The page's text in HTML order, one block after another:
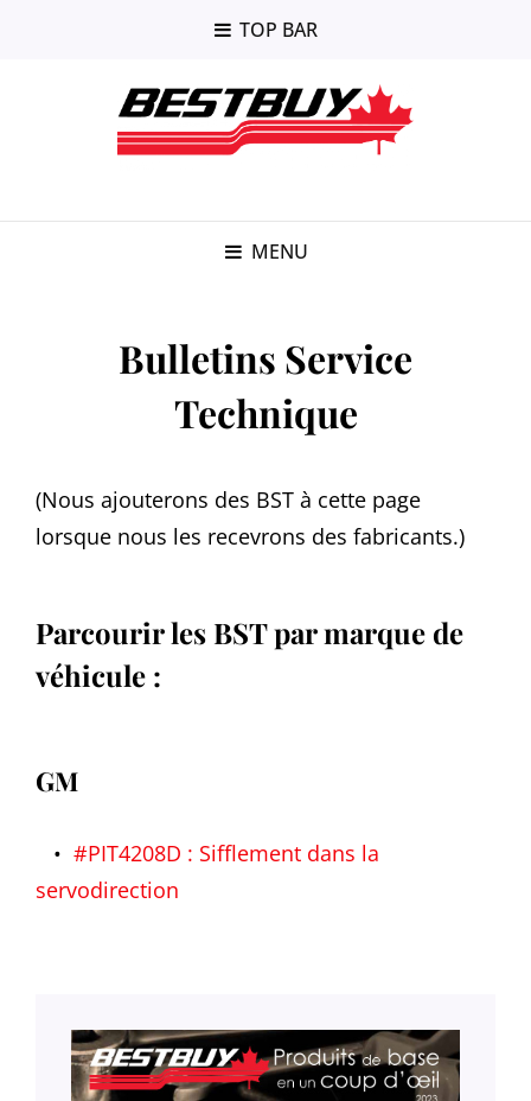
TOP BAR
MENU
Bulletins Service
Technique
(Nous ajouterons des BST à cette page
lorsque nous les recevrons des fabricants.)
Parcourir les BST par marque de
véhicule :
GM
• #PIT4208D : Sifflement dans la
servodirection